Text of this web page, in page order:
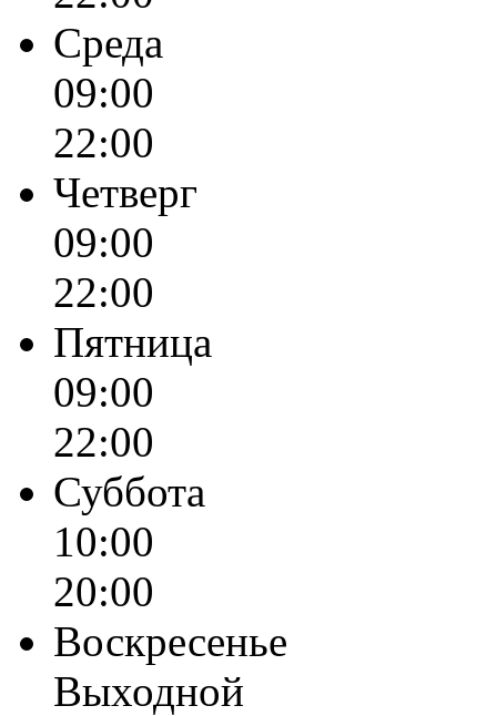
Среда
09:00
22:00
Четверг
09:00
22:00
Пятница
09:00
22:00
Суббота
10:00
20:00
Воскресенье
Выходной